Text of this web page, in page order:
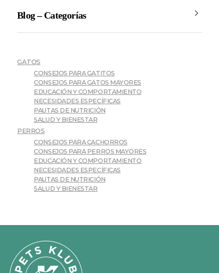
Blog – Categorías
GATOS
CONSEJOS PARA GATITOS
CONSEJOS PARA GATOS MAYORES
EDUCACIÓN Y COMPORTAMIENTO
NECESIDADES ESPECÍFICAS
PAUTAS DE NUTRICIÓN
SALUD Y BIENESTAR
PERROS
CONSEJOS PARA CACHORROS
CONSEJOS PARA PERROS MAYORES
EDUCACIÓN Y COMPORTAMIENTO
NECESIDADES ESPECÍFICAS
PAUTAS DE NUTRICIÓN
SALUD Y BIENESTAR